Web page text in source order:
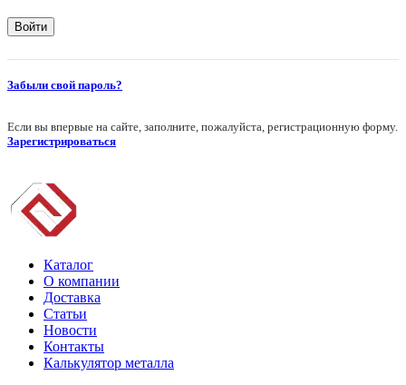
Забыли свой пароль?
Если вы впервые на сайте, заполните, пожалуйста, регистрационную форму.
Зарегистрироваться
Каталог
О компании
Доставка
Статьи
Новости
Контакты
Калькулятор металла